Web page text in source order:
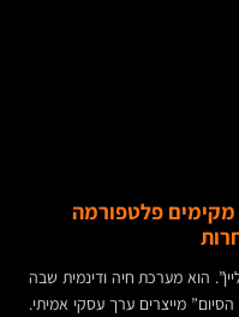
מקימים פלטפורמה
הוא מערכת חיה ודינמית שבה
הסיום” מייצרים ערך עסקי אמיתי.